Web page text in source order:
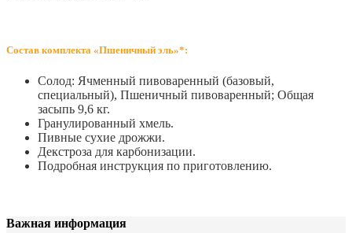
Состав комплекта «Пшеничный эль»*:
Солод: Ячменный пивоваренный (базовый,
специальный), Пшеничный пивоваренный; Общая
засыпь 9,6 кг.
Гранулированный хмель.
Пивные сухие дрожжи.
Декстроза для карбонизации.
Подробная инструкция по приготовлению.
Важная информация